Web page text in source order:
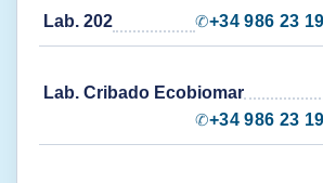
Lab. 202 ✆+34 986 23
Lab. Cribado Ecobiomar
✆+34 986 23